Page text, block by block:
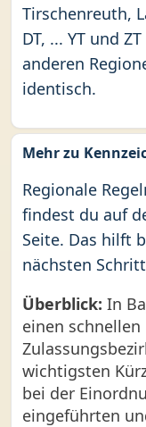
Tirschenreuth,
DT, ... YT und
anderen
identisch.
Mehr zu
Regionale
findest du auf
Seite. Das hilft
nächsten
Überblick: In
einen
wichtigsten
bei der
eingeführten